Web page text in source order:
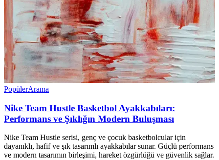
PopülerArama
Nike Team Hustle Basketbol Ayakkabıları:
Performans ve Şıklığın Modern Buluşması
Nike Team Hustle serisi, genç ve çocuk basketbolcular için
dayanıklı, hafif ve şık tasarımlı ayakkabılar sunar. Güçlü performans
ve modern tasarımın birleşimi, hareket özgürlüğü ve güvenlik sağlar.